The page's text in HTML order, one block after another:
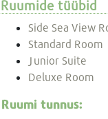
Ruumide tüübid
Side Sea View
Standard Room
Junior Suite
Deluxe Room
Ruumi tunnus: